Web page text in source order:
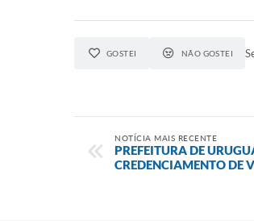
GOSTEI NÃO GOSTEI
NOTÍCIA MAIS RECENTE
PREFEITURA DE
CREDENCIAMENTO DE